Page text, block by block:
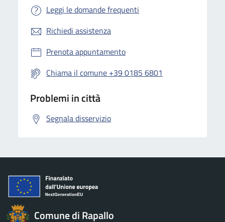
Leggi le domande frequenti
Richiedi assistenza
Prenota appuntamento
Chiama il comune +39 0185 6801
Problemi in città
Segnala disservizio
Comune di Rapallo